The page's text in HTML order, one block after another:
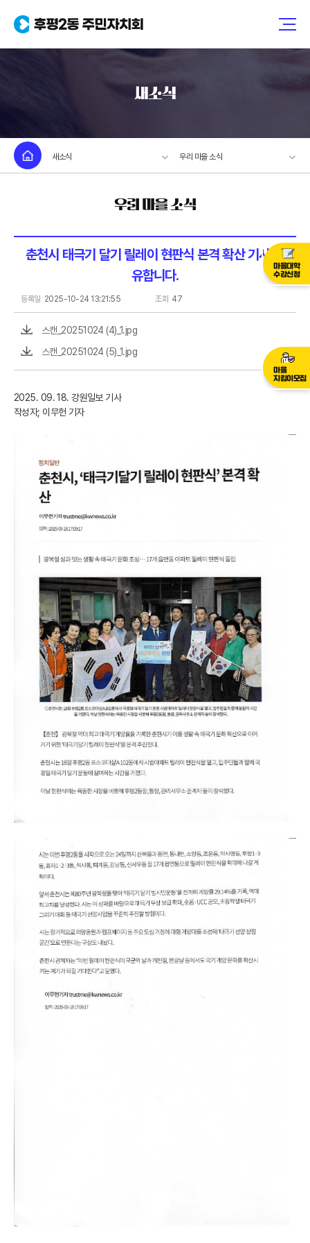
마을대학
수강신청
마을
지킴이모집
새소식
새소식 우리 마을 소식
우리 마을 소식
춘천시 태극기 달기 릴레이 현판식 본격 확산 기사 공
유합니다.
등록일 2025-10-24 13:21:55 조회 47
스캔_20251024 (4)_1.jpg
스캔_20251024 (5)_1.jpg
2025. 09. 18. 강원일보 기사
작성자; 이무헌 기자